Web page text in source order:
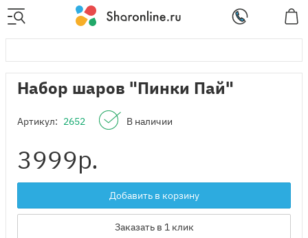
Набор шаров "Пинки Пай"
Артикул: 2652 В наличии
3999р.
Добавить в корзину
Заказать в 1 клик